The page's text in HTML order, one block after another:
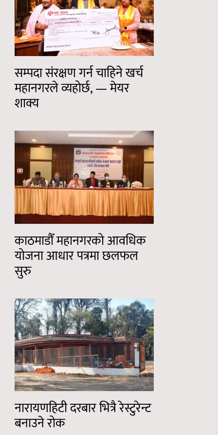
सम्पदा संरक्षण गर्न चाहिने खर्च
महानगरले व्यहोर्छ, — मेयर
शाक्य
काठमाडौँ महानगरको आवधिक
योजना आधार पत्रमा छलफल
सुरु
नारायणहिटी दरबार भित्रै रेस्टुरेन्ट
बनाउने रोक